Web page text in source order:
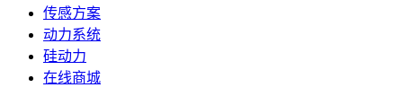
传感方案
动力系统
硅动力
在线商城